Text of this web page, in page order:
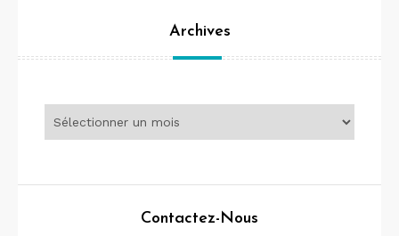
Archives
Contactez-Nous